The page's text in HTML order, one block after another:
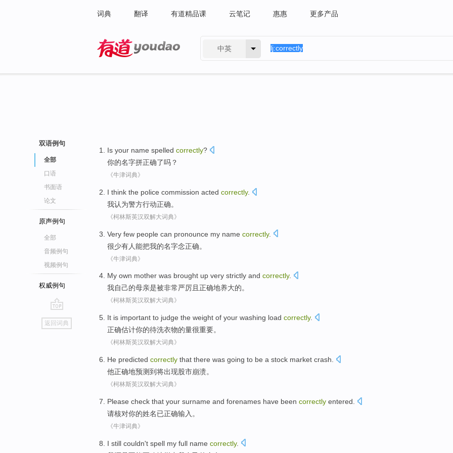
词典 翻译 有道精品课 云笔记 惠惠 更多产品
中英
双语例句
全部
口语
书面语
论文
原声例句
全部
音频例句
视频例句
权威例句
go
top
返回词典
Is your name spelled correctly?
你的名字拼正确了吗？
《牛津词典》
I think the police commission acted correctly.
我认为警方行动正确。
《柯林斯英汉双解大词典》
Very few people can pronounce my name correctly.
很少有人能把我的名字念正确。
《牛津词典》
My own mother was brought up very strictly and correctly.
我自己的母亲是被非常严厉 且 正确地养大的。
《柯林斯英汉双解大词典》
It is important to judge the weight of your washing load correctly.
正确估计你的待洗衣物的量很重要。
《柯林斯英汉双解大词典》
He predicted correctly that there was going to be a stock market crash
他正确地预测到将出现股市崩溃。
《柯林斯英汉双解大词典》
Please check that your surname and forenames have been correctly entered
请核对你的姓名已正确输入。
《牛津词典》
I still couldn't spell my full name correctly.